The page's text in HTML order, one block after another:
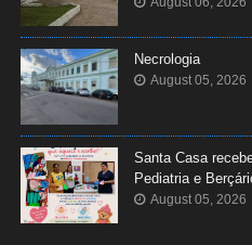
Necrologia
August 05, 2026
Santa Casa
Pediatria e
August 05, 2026